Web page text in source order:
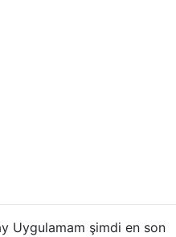
Uygulamam şimdi en son